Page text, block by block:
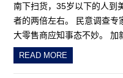
南下扫货，35岁以下的人到
者的两倍左右。 民意调查专
大零售商应知事态不妙。 加
READ MORE